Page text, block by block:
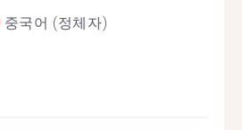
중국어 (정체자)